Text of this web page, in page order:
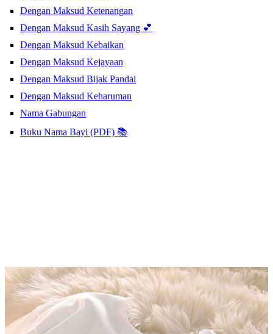
Dengan Maksud Ketenangan
Dengan Maksud Kasih Sayang 💕
Dengan Maksud Kebaikan
Dengan Maksud Kejayaan
Dengan Maksud Bijak Pandai
Dengan Maksud Keharuman
Nama Gabungan
Buku Nama Bayi (PDF) 📚